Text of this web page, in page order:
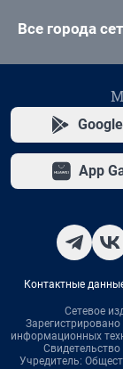
Все города
App
Контактные
Сетевое
информационных
Учредитель: